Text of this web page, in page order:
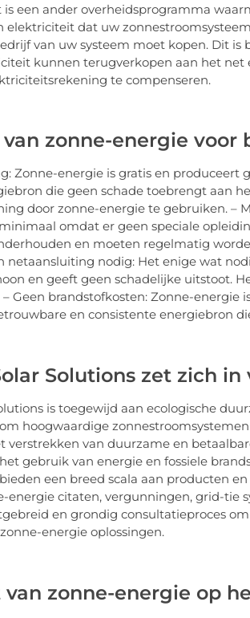
een ander overheidsprogramma
elektriciteit dat uw
van uw systeem moet kopen. Dit is
kunnen terugverkopen aan het
te compenseren.
zonne-energie voor
Zonne-energie is gratis en
die geen schade toebrengt aan
door zonne-energie te gebruiken. –
omdat er geen speciale
en moeten regelmatig
netaansluiting nodig: Het enige wat
en geeft geen schadelijke uitstoot.
Geen brandstofkosten: Zonne-energie
en consistente energiebron
Solutions zet zich
is toegewijd aan ecologische
hoogwaardige
verstrekken van duurzame en
gebruik van energie en fossiele
een breed scala aan producten
energie citaten, vergunningen, grid-tie
en grondig consultatieproces
energie oplossingen.
zonne-energie op